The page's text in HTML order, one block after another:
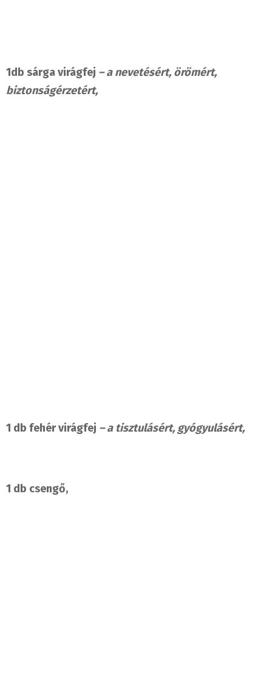
1db sárga virágfej – a nevetésért, örömért,
biztonságérzetért,
1 db fehér virágfej – a tisztulásért, gyógyulásért,
1 db csengő,